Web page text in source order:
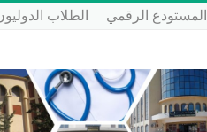
المستودع الرقمي الطلاب